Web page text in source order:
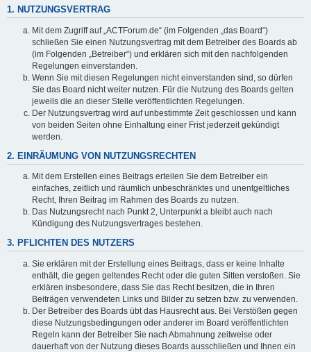
1. NUTZUNGSVERTRAG
Mit dem Zugriff auf „ACTForum.de“ (im Folgenden „das Board“)
schließen Sie einen Nutzungsvertrag mit dem Betreiber des Boards ab
(im Folgenden „Betreiber“) und erklären sich mit den nachfolgenden
Regelungen einverstanden.
Wenn Sie mit diesen Regelungen nicht einverstanden sind, so dürfen
Sie das Board nicht weiter nutzen. Für die Nutzung des Boards gelten
jeweils die an dieser Stelle veröffentlichten Regelungen.
Der Nutzungsvertrag wird auf unbestimmte Zeit geschlossen und kann
von beiden Seiten ohne Einhaltung einer Frist jederzeit gekündigt
werden.
2. EINRÄUMUNG VON NUTZUNGSRECHTEN
Mit dem Erstellen eines Beitrags erteilen Sie dem Betreiber ein
einfaches, zeitlich und räumlich unbeschränktes und unentgeltliches
Recht, Ihren Beitrag im Rahmen des Boards zu nutzen.
Das Nutzungsrecht nach Punkt 2, Unterpunkt a bleibt auch nach
Kündigung des Nutzungsvertrages bestehen.
3. PFLICHTEN DES NUTZERS
Sie erklären mit der Erstellung eines Beitrags, dass er keine Inhalte
enthält, die gegen geltendes Recht oder die guten Sitten verstoßen. Sie
erklären insbesondere, dass Sie das Recht besitzen, die in Ihren
Beiträgen verwendeten Links und Bilder zu setzen bzw. zu verwenden.
Der Betreiber des Boards übt das Hausrecht aus. Bei Verstößen gegen
diese Nutzungsbedingungen oder anderer im Board veröffentlichten
Regeln kann der Betreiber Sie nach Abmahnung zeitweise oder
dauerhaft von der Nutzung dieses Boards ausschließen und Ihnen ein